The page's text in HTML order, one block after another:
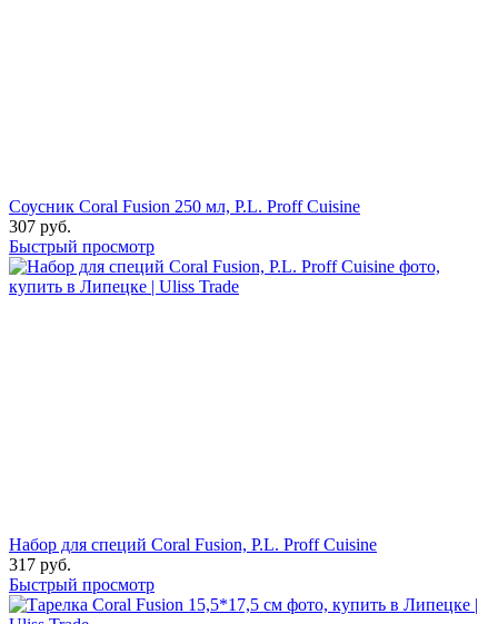
Соусник Coral Fusion 250 мл, P.L. Proff Cuisine
307 руб.
Быстрый просмотр
Набор для специй Coral Fusion, P.L. Proff Cuisine
317 руб.
Быстрый просмотр